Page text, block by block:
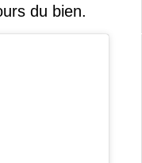
du bien.